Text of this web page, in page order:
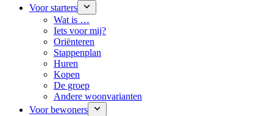
Voor starters
Wat is …
Iets voor mij?
Oriënteren
Stappenplan
Huren
Kopen
De groep
Andere woonvarianten
Voor bewoners